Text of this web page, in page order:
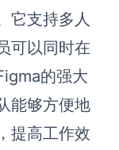
它支持多人
可以同时在
的强大
能够方便地
提高工作效